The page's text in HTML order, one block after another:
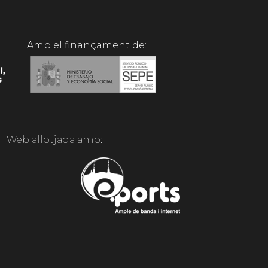
Amb el finançament de:
Web allotjada amb: